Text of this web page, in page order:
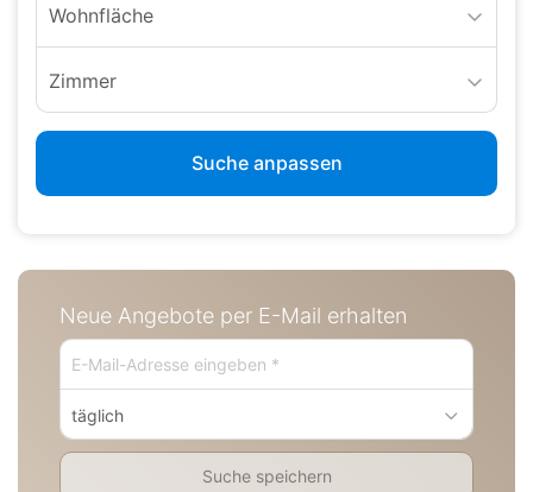
Wohnfläche
Zimmer
Suche anpassen
Neue Angebote per E-Mail erhalten
täglich
Suche speichern